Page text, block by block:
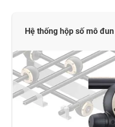
Hệ thống hộp số mô đun